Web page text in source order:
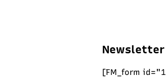
Newsletter
[FM_form